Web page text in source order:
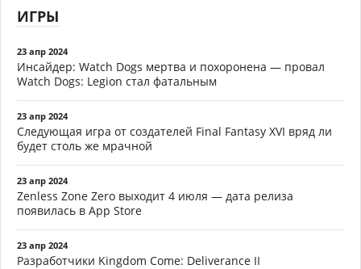
ИГРЫ
23 апр 2024
Инсайдер: Watch Dogs мертва и похоронена — провал
Watch Dogs: Legion стал фатальным
23 апр 2024
Следующая игра от создателей Final Fantasy XVI вряд ли
будет столь же мрачной
23 апр 2024
Zenless Zone Zero выходит 4 июля — дата релиза
появилась в App Store
23 апр 2024
Разработчики Kingdom Come: Deliverance II